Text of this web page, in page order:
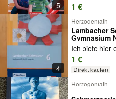
5 1 €
4
Herzogenrath
Lambacher
Gymnasium
Ich biete hier
1 €
Direkt kaufen
Herzogenrath